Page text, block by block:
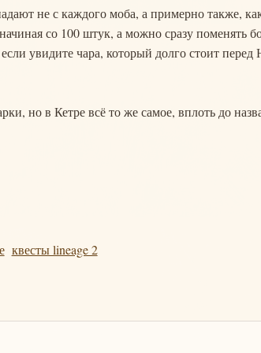
не с каждого моба, а примерно также,
со 100 штук, а можно сразу поменять
если увидите чара, который долго стоит
но в Кетре всё то же самое, вплоть до
квесты lineage 2